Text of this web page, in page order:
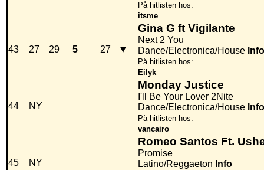
På hitlisten hos:
itsme
43 27 29 5 27 ▼
Gina G ft Vigilante
Next 2 You
Dance/Electronica/House Info
På hitlisten hos:
Eilyk
44 NY
Monday Justice
I'll Be Your Lover 2Nite
Dance/Electronica/House Info
På hitlisten hos:
vancairo
45 NY
Romeo Santos Ft.
Promise
Latino/Reggaeton Info